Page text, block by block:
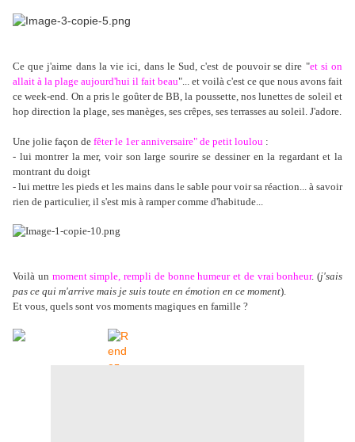
Ce que j'aime dans la vie ici, dans le Sud, c'est de pouvoir se dire "et si on
allait à la plage aujourd'hui il fait beau"... et voilà c'est ce que nous avons fait
ce week-end. On a pris le goûter de BB, la poussette, nos lunettes de soleil et
hop direction la plage, ses manèges, ses crêpes, ses terrasses au soleil. J'adore.
Une jolie façon de fêter le 1er anniversaire" de petit loulou :
- lui montrer la mer, voir son large sourire se dessiner en la regardant et la
montrant du doigt
- lui mettre les pieds et les mains dans le sable pour voir sa réaction... à savoir
rien de particulier, il s'est mis à ramper comme d'habitude...
Voilà un moment simple, rempli de bonne humeur et de vrai bonheur. (j'sais
pas ce qui m'arrive mais je suis toute en émotion en ce moment).
Et vous, quels sont vos moments magiques en famille ?